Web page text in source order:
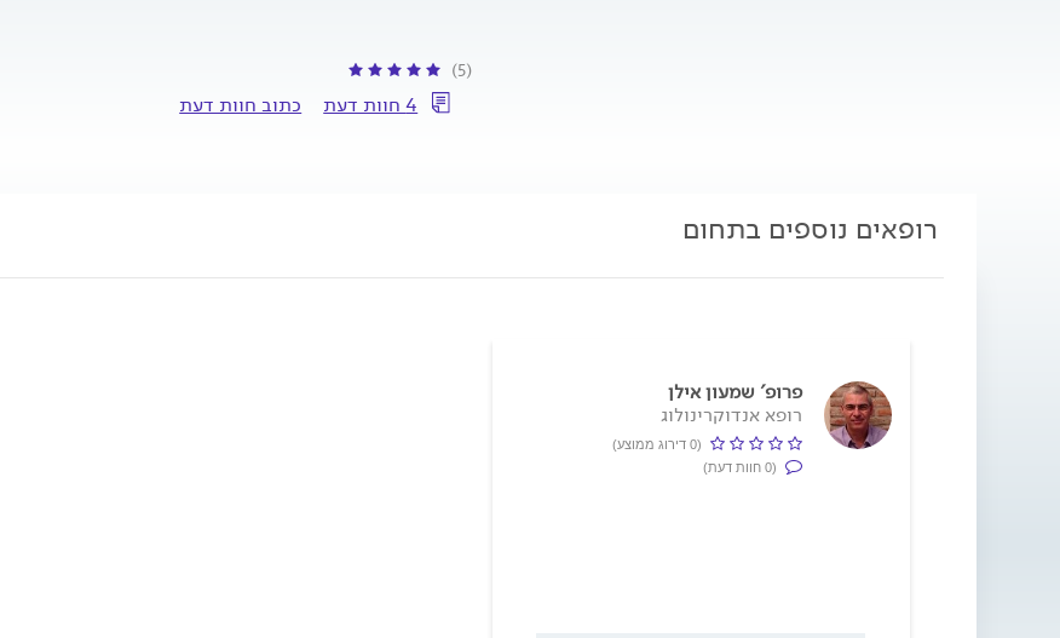
(5)
4 חוות דעת כתוב חוות דעת
רופאים נוספים בתחום
פרופ' שמעון אילן
רופא אנדוקרינולוג
(0 דירוג ממוצע)
(0 חוות דעת)